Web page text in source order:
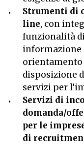
Strumenti di
line, con
funzionalità
informazione
orientamento
disposizione
servizi per
Servizi di
domanda/
per le
di